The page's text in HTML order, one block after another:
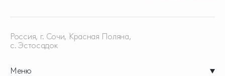
Меню
Россия, г. Сочи, Красная Поляна,
с. Эстосадок